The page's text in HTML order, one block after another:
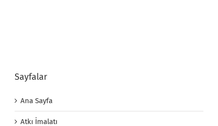
Sayfalar
Ana Sayfa
Atkı İmalatı